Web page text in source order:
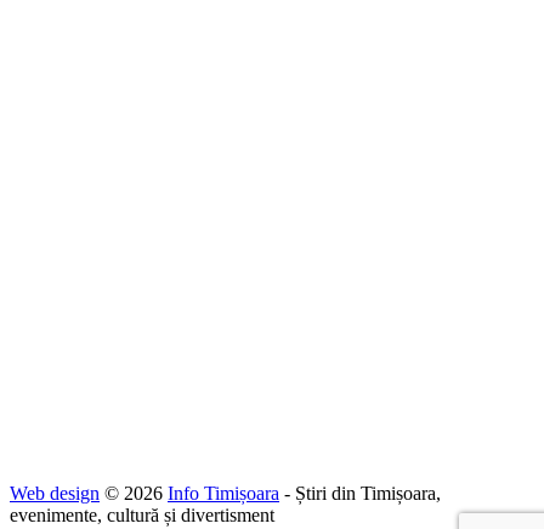
Web design © 2026 Info Timișoara - Știri din Timișoara,
evenimente, cultură și divertisment